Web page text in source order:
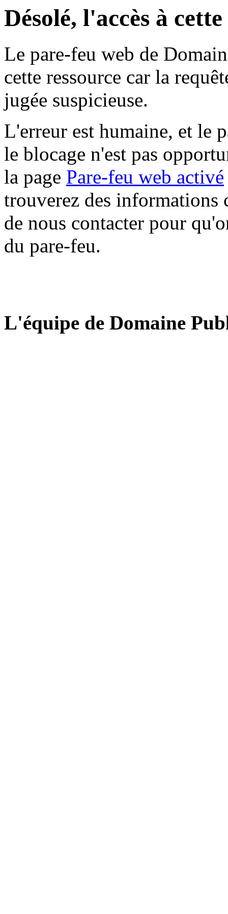
Désolé, l'accès à
Le pare-feu web de
cette ressource car la
jugée suspicieuse.
L'erreur est humaine, et le
le blocage n'est pas
la page Pare-feu web activé
trouverez des informations
de nous contacter pour
du pare-feu.
L'équipe de Domaine